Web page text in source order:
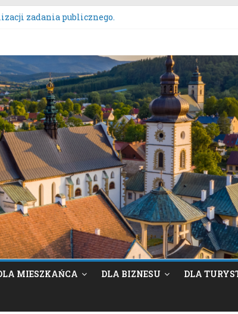
zadania publicznego.
Województwa Małopolskiego.
realizacji zadania publicznego pn. „Integracyjna Grupa
zmiany „Miejscowego planu zagospodarowania
MIESZKAŃCA DLA BIZNESU DLA